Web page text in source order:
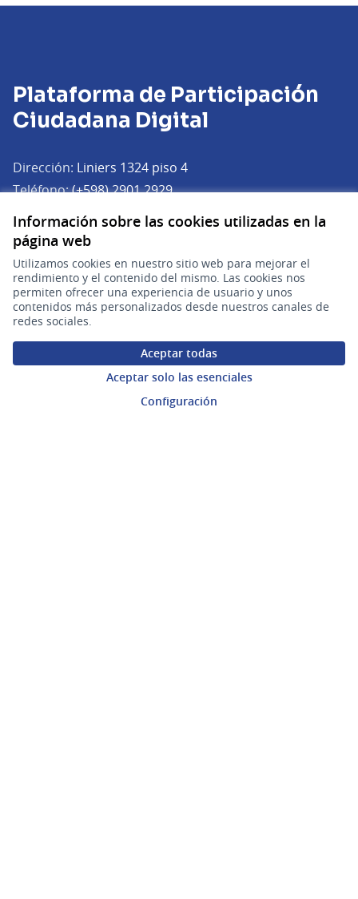
Información sobre las cookies utilizadas en la
página web
Utilizamos cookies en nuestro sitio web para mejorar el
rendimiento y el contenido del mismo. Las cookies nos
permiten ofrecer una experiencia de usuario y unos
contenidos más personalizados desde nuestros canales de
redes sociales.
Aceptar todas
Aceptar solo las esenciales
Configuración
Plataforma de Participación
Ciudadana Digital
Dirección: Liniers 1324 piso 4
Teléfono:(+598) 2901 2929
Correo electrónico:
plataforma.participacion@agesic.gub.uy(Abrir en una
Horario de atención:
Lunes a viernes de 9:30 a 17:30 hs.
Plataforma de Participación Ciudadana Digital en X
(Enlace externo)
Plataforma de Participación Ciudadana Digital en Facebook
(Enlace externo)
Plataforma de Participación Ciudadana Digital en
(Enlace externo)
Participá
Inicio